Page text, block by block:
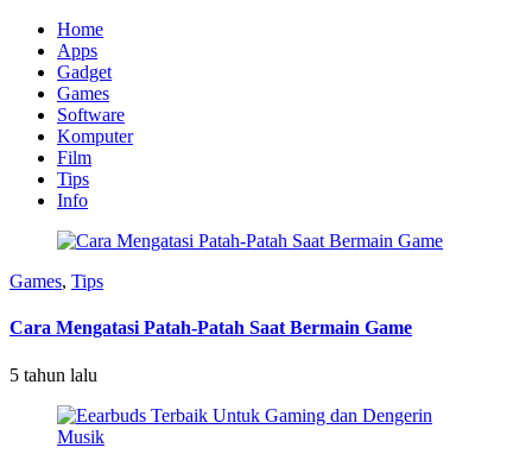
Home
Apps
Gadget
Games
Software
Komputer
Film
Tips
Info
Games, Tips
Cara Mengatasi Patah-Patah Saat Bermain Game
5 tahun lalu